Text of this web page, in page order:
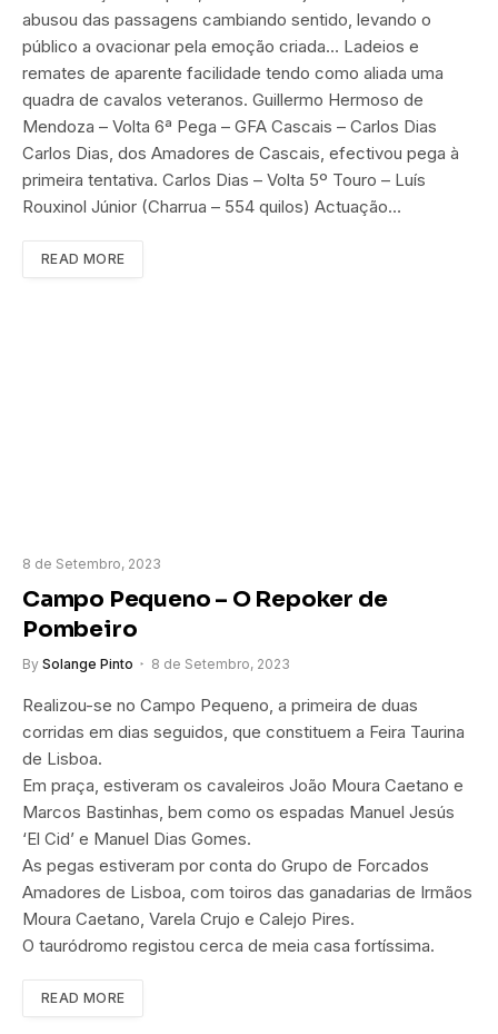
abusou das passagens cambiando sentido, levando o
público a ovacionar pela emoção criada… Ladeios e
remates de aparente facilidade tendo como aliada uma
quadra de cavalos veteranos. Guillermo Hermoso de
Mendoza – Volta 6ª Pega – GFA Cascais – Carlos Dias
Carlos Dias, dos Amadores de Cascais, efectivou pega à
primeira tentativa. Carlos Dias – Volta 5º Touro – Luís
Rouxinol Júnior (Charrua – 554 quilos) Actuação…
READ MORE
8 de Setembro, 2023
Campo Pequeno – O Repoker de
Pombeiro
By Solange Pinto 8 de Setembro, 2023
Realizou-se no Campo Pequeno, a primeira de duas
corridas em dias seguidos, que constituem a Feira Taurina
de Lisboa.
Em praça, estiveram os cavaleiros João Moura Caetano e
Marcos Bastinhas, bem como os espadas Manuel Jesús
‘El Cid’ e Manuel Dias Gomes.
As pegas estiveram por conta do Grupo de Forcados
Amadores de Lisboa, com toiros das ganadarias de Irmãos
Moura Caetano, Varela Crujo e Calejo Pires.
O tauródromo registou cerca de meia casa fortíssima.
READ MORE